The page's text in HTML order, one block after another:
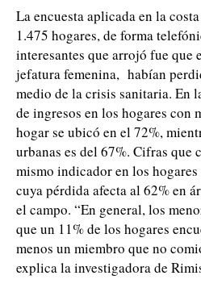
La encuesta aplicada en la
1.475 hogares, de forma
interesantes que arrojó fue que
jefatura femenina, habían
medio de la crisis sanitaria. En
de ingresos en los hogares con
hogar se ubicó en el 72%,
urbanas es del 67%. Cifras que
mismo indicador en los
cuya pérdida afecta al 62% en
el campo. “En general, los
que un 11% de los hogares
menos un miembro que no
explica la investigadora de